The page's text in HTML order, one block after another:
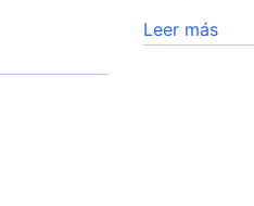
Leer más